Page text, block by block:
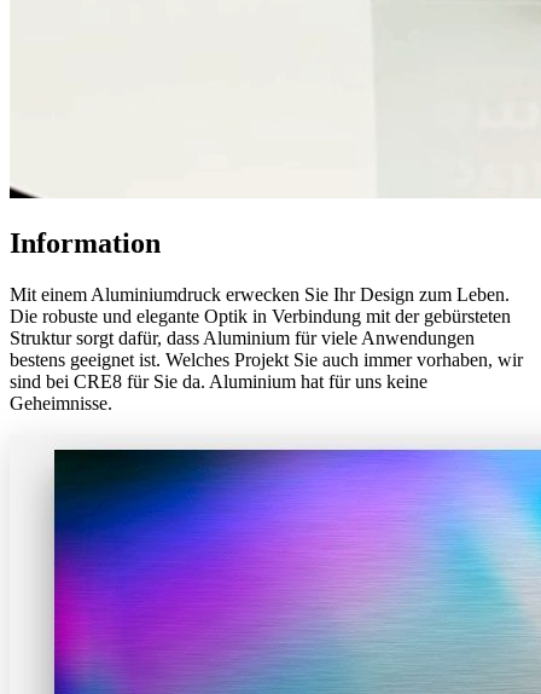
Information
Mit einem Aluminiumdruck erwecken Sie Ihr Design zum Leben.
Die robuste und elegante Optik in Verbindung mit der gebürsteten
Struktur sorgt dafür, dass Aluminium für viele Anwendungen
bestens geeignet ist. Welches Projekt Sie auch immer vorhaben, wir
sind bei CRE8 für Sie da. Aluminium hat für uns keine
Geheimnisse.